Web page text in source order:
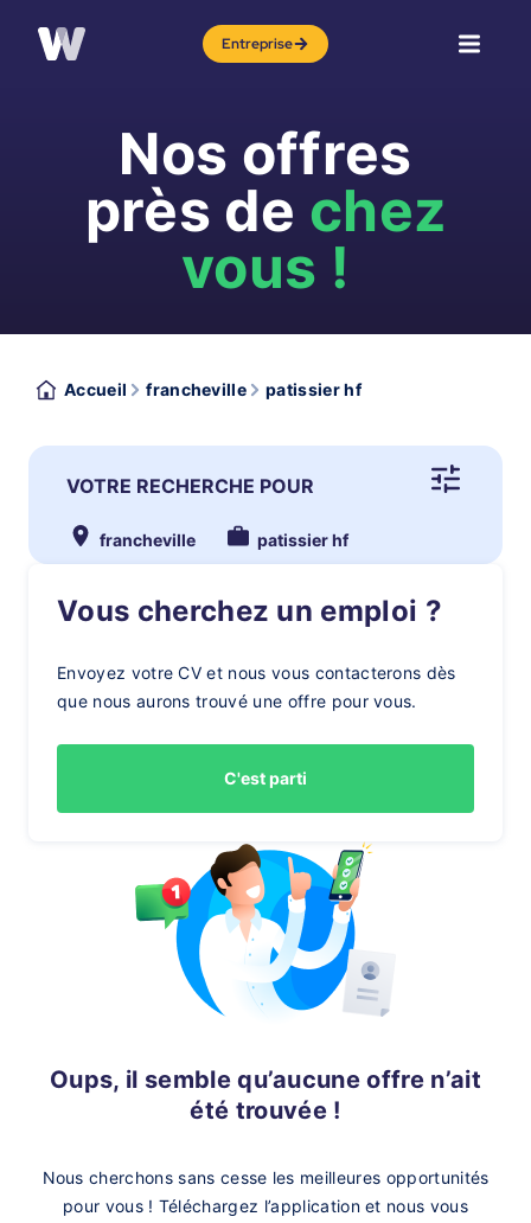
Entreprise
Nos offres
près de chez
vous !
Accueil francheville patissier hf
VOTRE RECHERCHE POUR
francheville patissier hf
Vous cherchez un emploi ?
Envoyez votre CV et nous vous contacterons dès
que nous aurons trouvé une offre pour vous.
C'est parti
Oups, il semble qu’aucune offre n’ait
été trouvée !
Nous cherchons sans cesse les meilleures opportunités
pour vous ! Téléchargez l’application et nous vous